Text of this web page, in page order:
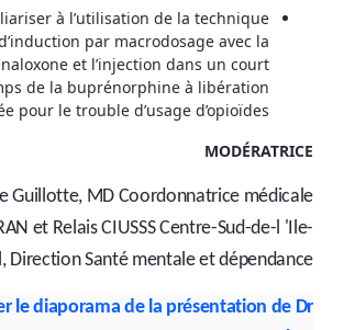
à l’utilisation de la technique
par macrodosage avec la
et l’injection dans un court
de la buprénorphine à libération
pour le trouble d’usage d’opioïdes.
MODÉRATRICE
Guillotte, MD Coordonnatrice médicale
et Relais CIUSSS Centre-Sud-de-l 'Ile-
Direction Santé mentale et dépendance.
le diaporama de la présentation de Dr